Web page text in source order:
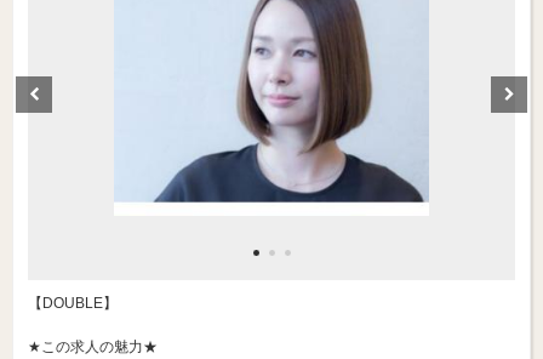
【DOUBLE】
★この求人の魅力★